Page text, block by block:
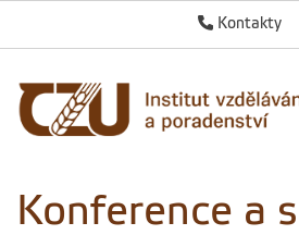
Kontakty
Konference a